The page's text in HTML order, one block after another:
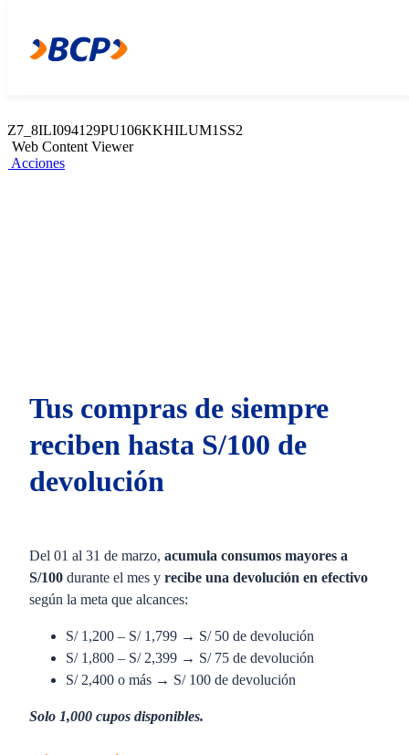
Acciones
Z7_8ILI094129PU106KKHILUM1SS2
Web Content Viewer
Acciones
Tus compras de siempre
reciben hasta S/100 de
devolución
Del 01 al 31 de marzo, acumula consumos mayores a
S/100 durante el mes y recibe una devolución en efectivo
según la meta que alcances:
S/ 1,200 – S/ 1,799 → S/ 50 de devolución
S/ 1,800 – S/ 2,399 → S/ 75 de devolución
S/ 2,400 o más → S/ 100 de devolución
Solo 1,000 cupos disponibles.